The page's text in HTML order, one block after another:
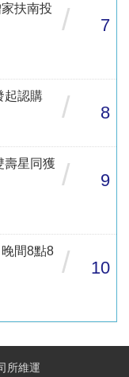
扶南投
/ 7
認購
/ 8
星同獲 / 9
間8點8
/ 10
所維運